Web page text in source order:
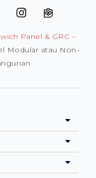
Panel & GRC –
Modular atau Non-